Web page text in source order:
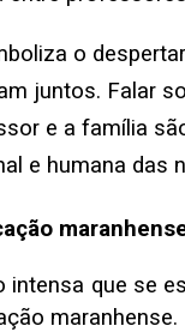
o
juntos. Falar
e a família
e humana das
intensa que se